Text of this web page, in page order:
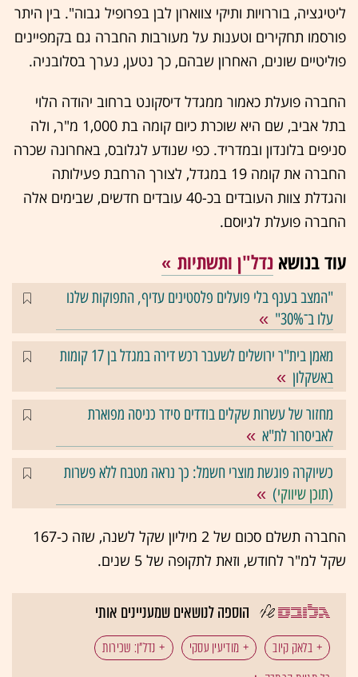
ליטיגציה, בוררויות ותיקי צווארון לבן בפרופיל גבוה". בין היתר
פורסמו תחקירים וטענות על מעורבות החברה גם בקמפיינים
פוליטיים שונים, האחרון שבהם, כך נטען, נערך בסלובניה.
החברה פועלת כאמור ממגדל דיסקונט ברחוב יהודה הלוי
בתל אביב, שם היא שוכרת כיום קומה בת 1,000 מ"ר, ולה
סניפים בלונדון ובמדריד. כפי שנודע לגלובס, באחרונה שכרה
החברה את קומה 19 במגדל, לצורך הרחבת פעילותה
והגדלת צוות העובדים בכ-40 עובדים חדשים, שבימים אלה
החברה פועלת לגיוסם.
עוד בנושא נדל"ן ותשתיות
"המצב בענף בלי פועלים פלסטינים עדיף, התפוקות שלנו
עלו ב־30%"
מאמן בית"ר ירושלים לשעבר רכש דירה במגדל בן 17 קומות
באשקלון
מחזור של עשרות שקלים בודדים סידר כניסה מפוארת
לאביסרור לת"א
כשיוקרה פוגשת מוצרי חשמל: כך נראה מטבח ללא פשרות
(תוכן שיווקי)
החברה תשלם סכום של 2 מיליון שקל לשנה, שזה כ-167
שקל למ"ר לחודש, וזאת לתקופה של 5 שנים.
הוספה לנושאים שמעניינים אותי
בלאק קיוב מודיעין עסקי
נדל"ן: שכירות